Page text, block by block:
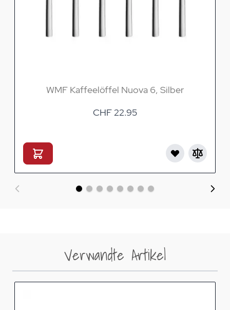
WMF Kaffeelöffel Nuova 6, Silber
CHF 22.95
Verwandte Artikel